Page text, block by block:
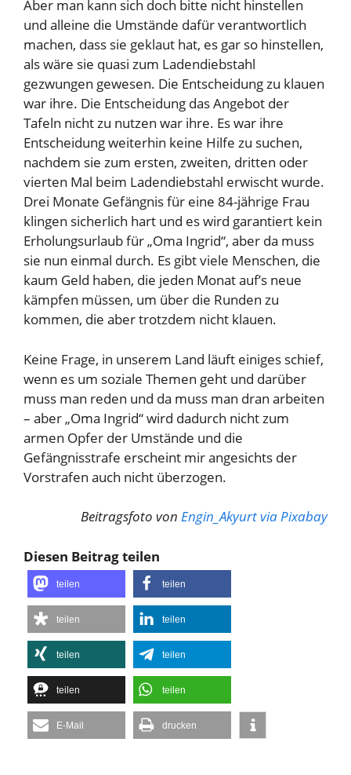
Aber man kann sich doch bitte nicht hinstellen
und alleine die Umstände dafür verantwortlich
machen, dass sie geklaut hat, es gar so hinstellen,
als wäre sie quasi zum Ladendiebstahl
gezwungen gewesen. Die Entscheidung zu klauen
war ihre. Die Entscheidung das Angebot der
Tafeln nicht zu nutzen war ihre. Es war ihre
Entscheidung weiterhin keine Hilfe zu suchen,
nachdem sie zum ersten, zweiten, dritten oder
vierten Mal beim Ladendiebstahl erwischt wurde.
Drei Monate Gefängnis für eine 84-jährige Frau
klingen sicherlich hart und es wird garantiert kein
Erholungsurlaub für „Oma Ingrid“, aber da muss
sie nun einmal durch. Es gibt viele Menschen, die
kaum Geld haben, die jeden Monat auf’s neue
kämpfen müssen, um über die Runden zu
kommen, die aber trotzdem nicht klauen.
Keine Frage, in unserem Land läuft einiges schief,
wenn es um soziale Themen geht und darüber
muss man reden und da muss man dran arbeiten
– aber „Oma Ingrid“ wird dadurch nicht zum
armen Opfer der Umstände und die
Gefängnisstrafe erscheint mir angesichts der
Vorstrafen auch nicht überzogen.
Beitragsfoto von Engin_Akyurt via Pixabay
Diesen Beitrag teilen
teilen teilen
teilen teilen
teilen teilen
teilen teilen
E-Mail drucken